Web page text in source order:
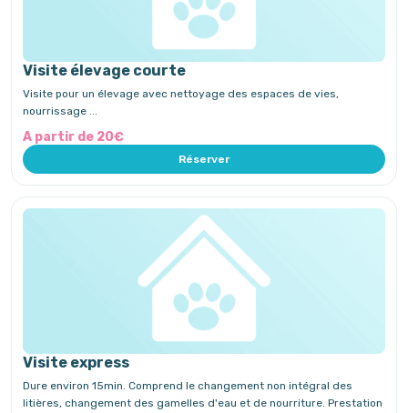
Visite élevage courte
Visite pour un élevage avec nettoyage des espaces de vies,
nourrissage ...
A partir de 20€
Réserver
Visite express
Dure environ 15min. Comprend le changement non intégral des
litières, changement des gamelles d'eau et de nourriture. Prestation